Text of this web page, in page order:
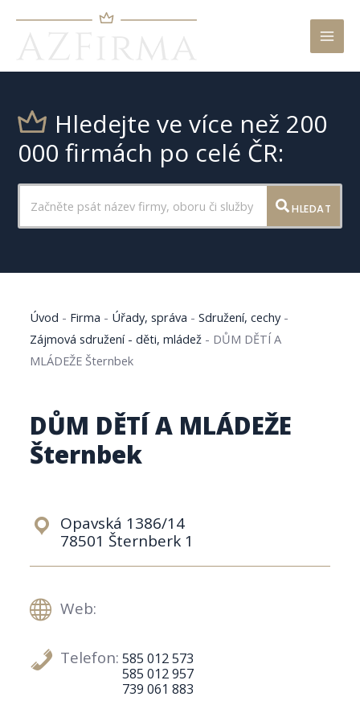
Hledejte ve více než 200
000 firmách po celé ČR:
HLEDAT
Úvod - Firma - Úřady, správa -Sdružení, cechy-
Zájmová sdružení - děti, mládež - DŮM DĚTÍ A
MLÁDEŽE Šternbek
DŮM DĚTÍ A MLÁDEŽE
Šternbek
Opavská 1386/14
78501 Šternberk 1
Web:
Telefon: 585 012 573
585 012 957
739 061 883